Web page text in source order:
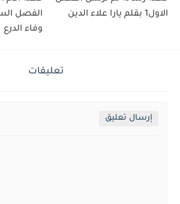
الاول1 بقلم يارا علاء الدين
وفاء الدرع
تعليقات
إرسال تعليق